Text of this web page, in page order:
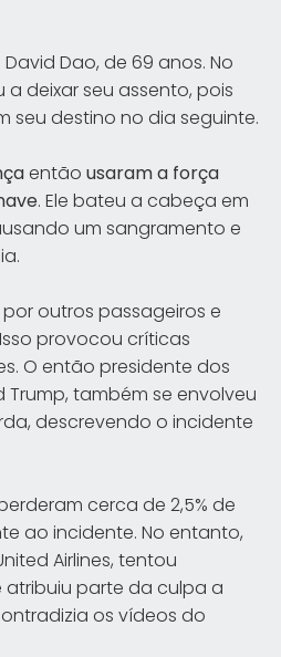
Dao, de 69 anos. No
deixar seu assento, pois
seu destino no dia seguinte.
então usaram a força
. Ele bateu a cabeça em
um sangramento e
outros passageiros e
provocou críticas
O então presidente dos
Trump, também se envolveu
descrevendo o incidente
cerca de 2,5% de
ao incidente. No entanto,
Airlines, tentou
atribuiu parte da culpa a
os vídeos do